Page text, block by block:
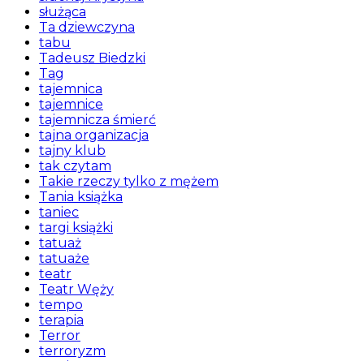
służąca
Ta dziewczyna
tabu
Tadeusz Biedzki
Tag
tajemnica
tajemnice
tajemnicza śmierć
tajna organizacja
tajny klub
tak czytam
Takie rzeczy tylko z mężem
Tania książka
taniec
targi książki
tatuaż
tatuaże
teatr
Teatr Węży
tempo
terapia
Terror
terroryzm